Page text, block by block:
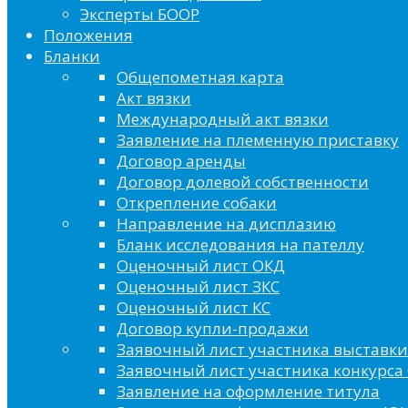
Эксперты БООР
Положения
Бланки
Общепометная карта
Акт вязки
Международный акт вязки
Заявление на племенную приставку
Договор аренды
Договор долевой собственности
Открепление собаки
Направление на дисплазию
Бланк исследования на пателлу
Оценочный лист ОКД
Оценочный лист ЗКС
Оценочный лист КС
Договор купли-продажи
Заявочный лист участника выставки
Заявочный лист участника конкурса
Заявление на оформление титула